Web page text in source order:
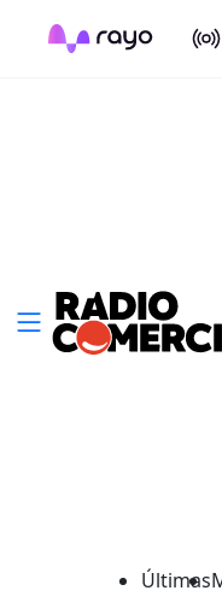
On
Últimas